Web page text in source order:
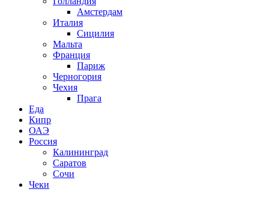
Амстердам
Италия
Сицилия
Мальта
Франция
Париж
Черногория
Чехия
Прага
Еда
Кипр
ОАЭ
Россия
Калининград
Саратов
Сочи
Чеки